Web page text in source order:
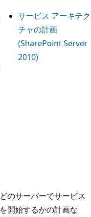
サービス アーキテク
チャの計画
(SharePoint Server
2010)
どのサーバーでサービス
を開始するかの計画な